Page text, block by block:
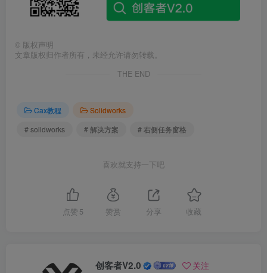
© 版权声明
文章版权归作者所有，未经允许请勿转载。
THE END
Cax教程
Solidworks
# solidworks
# 解决方案 # 右侧任务窗格
喜欢就支持一下吧
点赞 5 赞赏 分享 收藏
创客者V2.0 关注